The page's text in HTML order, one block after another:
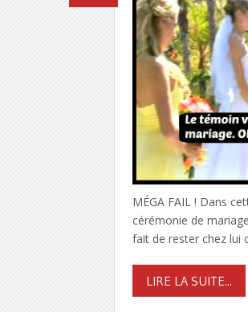
MÉGA FAIL ! Dans
cérémonie de
fait de rester chez lui
LIRE LA SUITE...